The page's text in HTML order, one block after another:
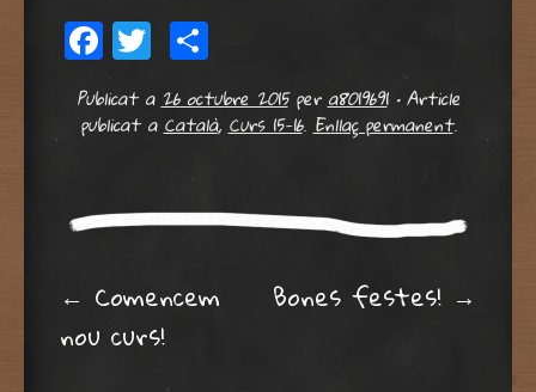
Facebook
Twitter
Publicat a26 octubre 2015pera8019691 •Article
publicat aCatalà,Curs 15-16.Enllaç permanent.
Post navigation
← Comencem
nou curs!
Bones festes! →